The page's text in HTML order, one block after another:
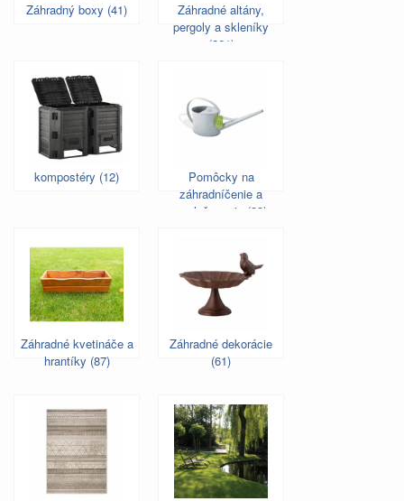
Záhradný boxy (41)
Záhradné altány,
pergoly a skleníky
(261)
kompostéry (12)
Pomôcky na
záhradníčenie a
zavlažovanie (33)
Záhradné kvetináče a
hrantíky (87)
Záhradné dekorácie
(61)